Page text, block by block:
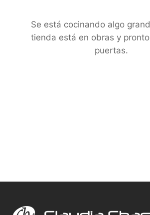
Se está cocinando algo
tienda está en obras y
puertas.